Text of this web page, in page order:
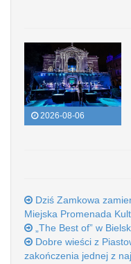
2026-08-06
Dziś Zamkowa
Miejska Promenada
„The Best of” w
Dobre wieści z
zakończenia jednej z